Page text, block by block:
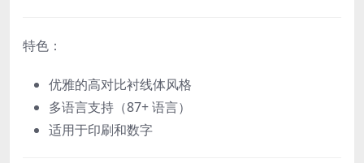
特色：
优雅的高对比衬线体风格
多语言支持（87+ 语言）
适用于印刷和数字